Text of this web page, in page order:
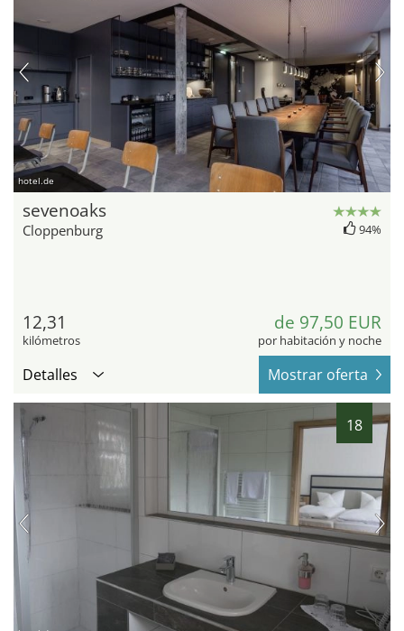
hotel.de
sevenoaks
Cloppenburg 94%
12,31
kilómetros
de 97,50 EUR
por habitación y noche
Detalles Mostrar oferta
18